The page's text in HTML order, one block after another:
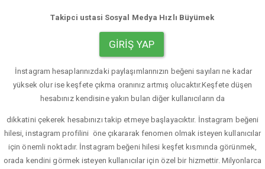
Takipci ustasi Sosyal Medya Hızlı Büyümek
GIRIŞ YAP
İnstagram hesaplarınızdaki paylaşımlarınızın beğeni sayıları ne kadar
yüksek olur ise keşfete çıkma oranınız artmış olucaktır.Keşfete düşen
hesabınız kendisine yakın bulan diğer kullanıcıların da
dikkatini çekerek hesabınızı takip etmeye başlayacıktır. İnstagram beğeni
hilesi, instagram profilini öne çıkararak fenomen olmak isteyen kullanıcılar
için önemli noktadır. İnstagram beğeni hilesi keşfet kısmında görünmek,
orada kendini görmek isteyen kullanıcılar için özel bir hizmettir. Milyonlarca